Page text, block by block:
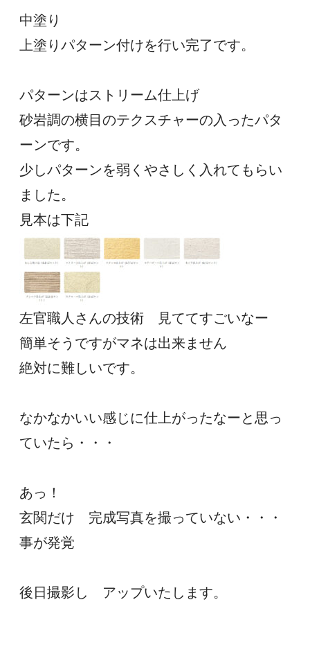
中塗り
上塗りパターン付けを行い完了です。
パターンはストリーム仕上げ
砂岩調の横目のテクスチャーの入ったパタ
ーンです。
少しパターンを弱くやさしく入れてもらい
ました。
見本は下記
左官職人さんの技術　見ててすごいなー
簡単そうですがマネは出来ません
絶対に難しいです。
なかなかいい感じに仕上がったなーと思っ
ていたら・・・
あっ！
玄関だけ　完成写真を撮っていない・・・
事が発覚
後日撮影し　アップいたします。